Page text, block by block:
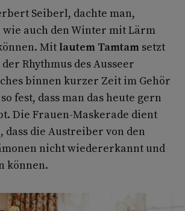
Seiberl, dachte man,
auch den Winter mit Lärm
Mit lautem Tamtam setzt
Rhythmus des Ausseer
binnen kurzer Zeit im Gehör
fest, dass man das heute gern
Die Frauen-Maskerade dient
dass die Austreiber von den
nicht wiedererkannt und
können.